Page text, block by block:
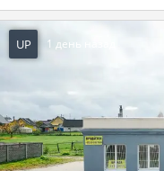
UP 1 день назад